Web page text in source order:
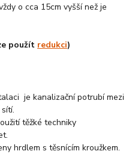
o cca 15cm vyšší než je
použít redukci)
je kanalizační potrubí mezi
těžké techniky
hrdlem s těsnícím kroužkem.